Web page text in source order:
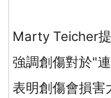
Marty Teicher
強調創傷對於"
表明創傷會損害